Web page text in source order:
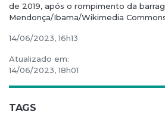
de 2019, após o rompimento da
Mendonça/Ibama/Wikimedia
14/06/2023, 16h13
Atualizado em:
14/06/2023, 18h01
TAGS